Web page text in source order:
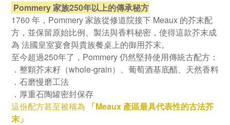
Pommery 家族250年以上的傳承秘方
1760 年，Pommery 家族從修道院接下 Meaux 的芥末配
方，並保留原始比例、製法與香料秘密，使得這款芥末成
為 法國皇室宴會與貴族餐桌上的御用芥末。
至今超過250年了，Pommery 仍然堅持使用傳統古配方：
．整顆芥末籽（whole-grain）、 葡萄酒基底醋、 天然香料
．石磨慢磨工法
．厚重石陶罐密封保存
這份配方甚至被稱為
「Meaux 產區最具代表性的古法芥
末」